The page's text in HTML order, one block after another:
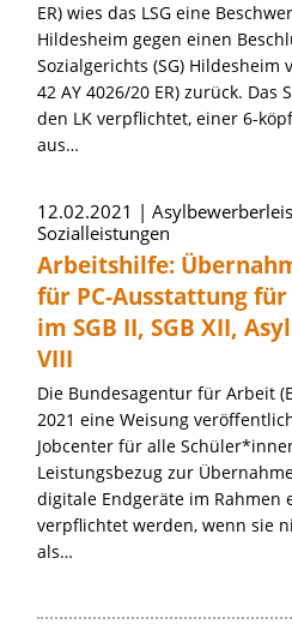
ER) wies das LSG eine
Hildesheim gegen einen
Sozialgerichts (SG) Hildesheim
42 AY 4026/20 ER) zurück. Das
den LK verpflichtet, einer 6-
aus…
12.02.2021
Sozialleistungen
Arbeitshilfe:
für PC-Ausstattung
im SGB II, SGB XII,
VIII
Die Bundesagentur für Arbeit
2021 eine Weisung
Jobcenter für alle
Leistungsbezug zur
digitale Endgeräte im Rahmen
verpflichtet werden, wenn sie
als…